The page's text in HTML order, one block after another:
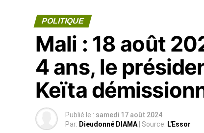
POLITIQUE
Mali : 18 août
4 ans, le
Keïta
Publié le : samedi 17 août 2024
Par: Dieudonné DIAMA | Source: L'Essor